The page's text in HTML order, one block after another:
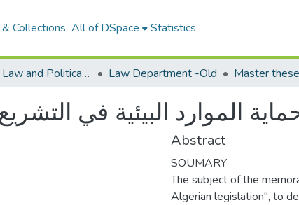
Collections All of DSpace Statistics
Faculty of Law and Political Sciences Law Department -Old Master
الموارد البيئية في
Abstract
SOUMARY
The subject of the
Algerian legislation", to